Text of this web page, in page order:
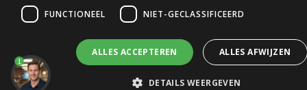
Webwinkelkeur
1
FUNCTIONEEL NIET-GECLASSIFICEERD
ALLES ACCEPTEREN ALLES AFWIJZEN
DETAILS WEERGEVEN